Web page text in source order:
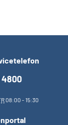
4800
08:00 - 15:30